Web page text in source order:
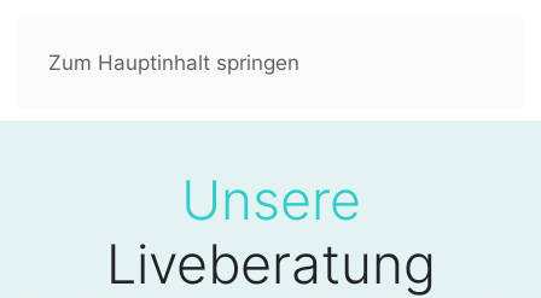
Zum Hauptinhalt springen
Unsere
Liveberatung